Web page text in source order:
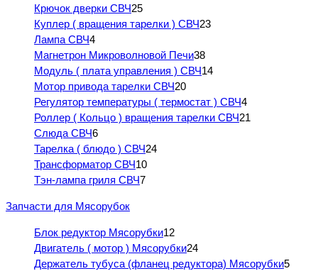
Крючок дверки СВЧ25
Куплер ( вращения тарелки ) СВЧ23
Лампа СВЧ4
Магнетрон Микроволновой Печи38
Модуль ( плата управления ) СВЧ14
Мотор привода тарелки СВЧ20
Регулятор температуры ( термостат ) СВЧ4
Роллер ( Кольцо ) вращения тарелки СВЧ21
Слюда СВЧ6
Тарелка ( блюдо ) СВЧ24
Трансформатор СВЧ10
Тэн-лампа гриля СВЧ7
Запчасти для Мясорубок
Блок редуктор Мясорубки12
Двигатель ( мотор ) Мясорубки24
Держатель тубуса (фланец редуктора) Мясорубки5